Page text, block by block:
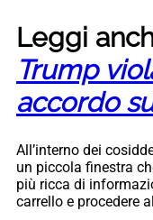
Leggi
Trump
accordo
All’interno dei
un piccola finestra
più ricca di
carrello e procedere